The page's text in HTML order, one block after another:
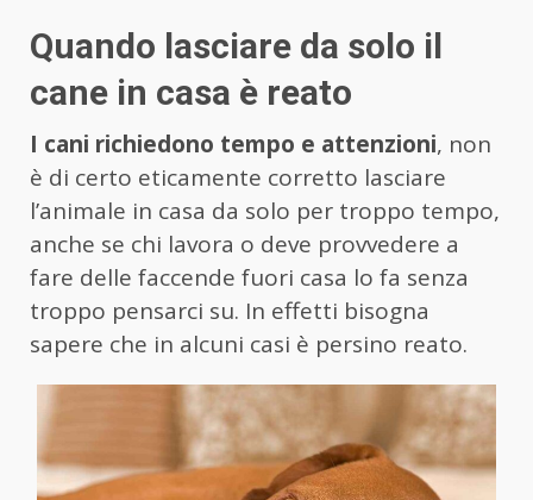
Quando lasciare da solo il
cane in casa è reato
I cani richiedono tempo e attenzioni, non
è di certo eticamente corretto lasciare
l’animale in casa da solo per troppo tempo,
anche se chi lavora o deve provvedere a
fare delle faccende fuori casa lo fa senza
troppo pensarci su. In effetti bisogna
sapere che in alcuni casi è persino reato.